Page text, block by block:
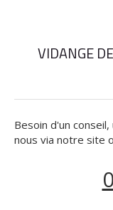
VIDANGE
Besoin d'un
nous via notre site